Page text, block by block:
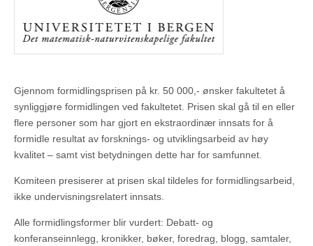
Gjennom formidlingsprisen på kr. 50 000,- ønsker fakultetet å
synliggjøre formidlingen ved fakultetet. Prisen skal gå til en eller
flere personer som har gjort en ekstraordinær innsats for å
formidle resultat av forsknings- og utviklingsarbeid av høy
kvalitet – samt vist betydningen dette har for samfunnet.
Komiteen presiserer at prisen skal tildeles for formidlingsarbeid,
ikke undervisningsrelatert innsats.
Alle formidlingsformer blir vurdert: Debatt- og
konferanseinnlegg, kronikker, bøker, foredrag, blogg, samtaler,